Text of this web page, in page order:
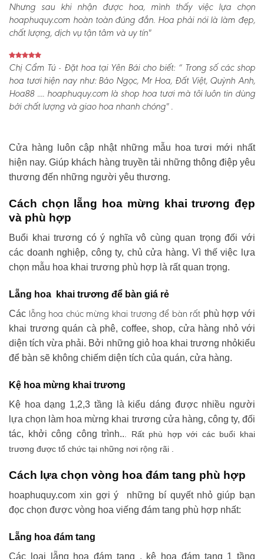
Nhưng sau khi nhận được hoa, mình thấy việc lựa chọn
hoaphuquy.com hoàn toàn đúng đắn. Hoa phải nói là làm đẹp,
chất lượng, dịch vụ tận tâm và uy tín"
Chị Cẩm Tú - Đặt hoa tại Yên Bái cho biết:“ Trong số các shop
hoa tươi hiện nay như: Bảo Ngọc, Mr Hoa, Đất Việt, Quỳnh Anh,
Hoa88 .... hoaphuquy.com là shop hoa tươi mà tôi luôn tin dùng
bởi chất lượng và giao hoa nhanh chóng" .
Cửa hàng luôn cập nhật những mẫu hoa tươi mới nhất
hiện nay. Giúp khách hàng truyền tải những thông điệp yêu
thương đến những người yêu thương.
Cách chọn lẵng hoa mừng khai trương đẹp
và phù hợp
Buổi khai trương có ý nghĩa vô cùng quan trọng đối với
các doanh nghiệp, công ty, chủ cửa hàng. Vì thế việc lựa
chọn mẫu hoa khai trương phù hợp là rất quan trọng.
Lẵng hoa khai trương để bàn giá rẻ
Các lẵng hoa chúc mừng khai trương để bàn rất phù hợp với
khai trương quán cà phê, coffee, shop, cửa hàng nhỏ với
diện tích vừa phải. Bởi những giỏ hoa khai trương nhỏkiểu
để bàn sẽ không chiếm diện tích của quán, cửa hàng.
Kệ hoa mừng khai trương
Kệ hoa dạng 1,2,3 tầng là kiểu dáng được nhiều người
lựa chọn làm hoa mừng khai trương cửa hàng, công ty, đối
tác, khởi công công trình.. . Rất phù hợp với các buổi khai
trương được tổ chức tại những nơi rộng rãi .
Cách lựa chọn vòng hoa đám tang phù hợp
hoaphuquy.com xin gợi ý những bí quyết nhỏ giúp bạn
đọc chọn được vòng hoa viếng đám tang phù hợp nhất:
Lẵng hoa đám tang
Các loại lẵng hoa đám tang , kệ hoa đám tang 1 tầng